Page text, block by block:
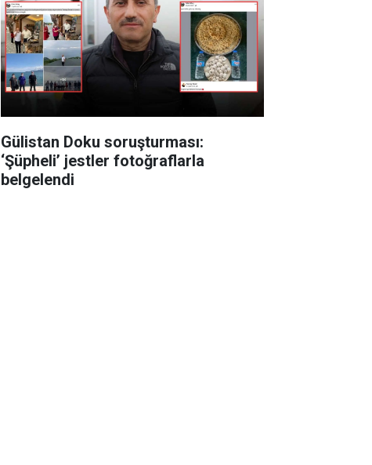
Gülistan Doku soruşturması:
‘Şüpheli’ jestler fotoğraflarla
belgelendi